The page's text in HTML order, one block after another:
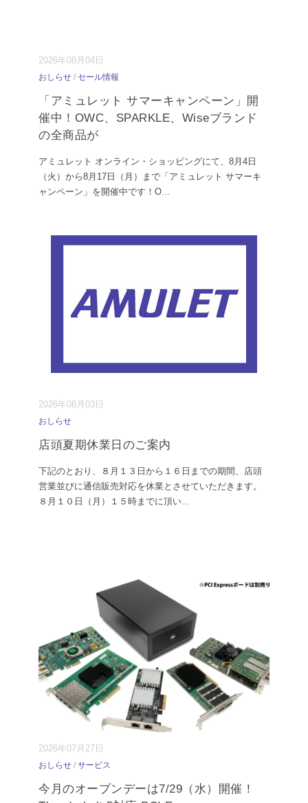
2026年08月04日
おしらせ / セール情報
「アミュレット サマーキャンペーン」開
催中！OWC、SPARKLE、Wiseブランド
の全商品が
アミュレット オンライン・ショッピングにて、8月4日
（火）から8月17日（月）まで「アミュレット サマーキ
ャンペーン」を開催中です！O...
2026年08月03日
おしらせ
店頭夏期休業日のご案内
下記のとおり、８月１３日から１６日までの期間、店頭
営業並びに通信販売対応を休業とさせていただきます。
８月１０日（月）１５時までに頂い...
2026年07月27日
おしらせ / サービス
今月のオープンデーは7/29（水）開催！